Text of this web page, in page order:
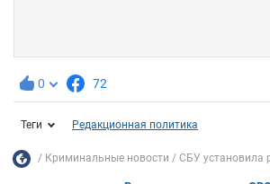
0 72
Теги Редакционная политика
Криминальные новости СБУ установила